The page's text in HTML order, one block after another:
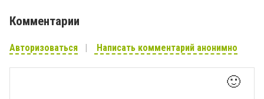
Комментарии
Авторизоваться Написать комментарий анонимно
🙂